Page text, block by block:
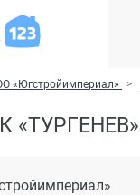
«Югстройимпериал»
«ТУРГЕНЕВ»